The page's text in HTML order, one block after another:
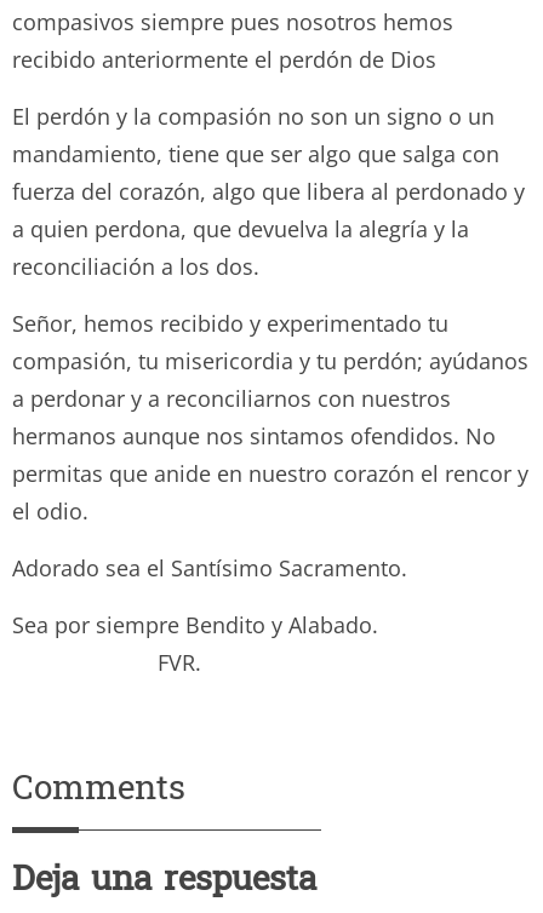
compasivos siempre pues nosotros hemos
recibido anteriormente el perdón de Dios
El perdón y la compasión no son un signo o un
mandamiento, tiene que ser algo que salga con
fuerza del corazón, algo que libera al perdonado y
a quien perdona, que devuelva la alegría y la
reconciliación a los dos.
Señor, hemos recibido y experimentado tu
compasión, tu misericordia y tu perdón; ayúdanos
a perdonar y a reconciliarnos con nuestros
hermanos aunque nos sintamos ofendidos. No
permitas que anide en nuestro corazón el rencor y
el odio.
Adorado sea el Santísimo Sacramento.
Sea por siempre Bendito y Alabado.
FVR.
Comments
Deja una respuesta